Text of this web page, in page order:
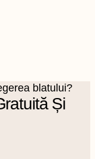
blatului?
Și